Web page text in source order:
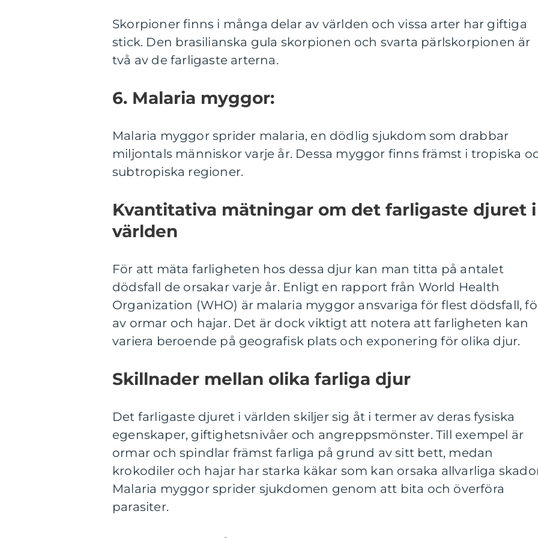
Skorpioner finns i många delar av världen och vissa arter har giftiga
stick. Den brasilianska gula skorpionen och svarta pärlskorpionen är
två av de farligaste arterna.
6. Malaria myggor:
Malaria myggor sprider malaria, en dödlig sjukdom som drabbar
miljontals människor varje år. Dessa myggor finns främst i tropiska
subtropiska regioner.
Kvantitativa mätningar om det farligaste djuret i
världen
För att mäta farligheten hos dessa djur kan man titta på antalet
dödsfall de orsakar varje år. Enligt en rapport från World Health
Organization (WHO) är malaria myggor ansvariga för flest dödsfall,
av ormar och hajar. Det är dock viktigt att notera att farligheten kan
variera beroende på geografisk plats och exponering för olika djur.
Skillnader mellan olika farliga djur
Det farligaste djuret i världen skiljer sig åt i termer av deras fysiska
egenskaper, giftighetsnivåer och angreppsmönster. Till exempel är
ormar och spindlar främst farliga på grund av sitt bett, medan
krokodiler och hajar har starka käkar som kan orsaka allvarliga
Malaria myggor sprider sjukdomen genom att bita och överföra
parasiter.